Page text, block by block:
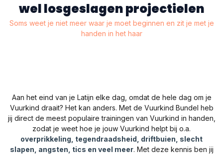
wel losgeslagen projectielen​
Soms weet je niet meer waar je moet beginnen en zit je met je
handen in het haar
Aan het eind van je Latijn elke dag, omdat de hele dag om je
Vuurkind draait? Het kan anders. Met de Vuurkind Bundel heb
jij direct de meest populaire trainingen van Vuurkind in handen,
zodat je weet hoe je jouw Vuurkind helpt bij o.a.
overprikkeling, tegendraadsheid, driftbuien, slecht
slapen, angsten, tics en veel meer. Met deze kennis ben jij